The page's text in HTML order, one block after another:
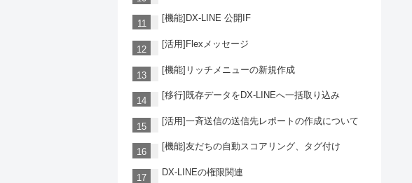
[機能]DX-LINE 公開IF
[活用]Flexメッセージ
[機能]リッチメニューの新規作成
[移行]既存データをDX-LINEへ一括取り込み
[活用]一斉送信の送信先レポートの作成について
[機能]友だちの自動スコアリング、タグ付け
DX-LINEの権限関連